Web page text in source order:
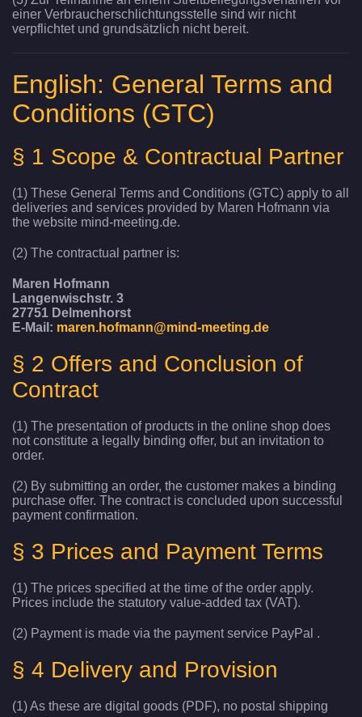
einer Verbraucherschlichtungsstelle sind wir nicht
verpflichtet und grundsätzlich nicht bereit.
English: General Terms and
Conditions (GTC)
§ 1 Scope & Contractual Partner
(1) These General Terms and Conditions (GTC) apply to all
deliveries and services provided by Maren Hofmann via
the website mind-meeting.de.
(2) The contractual partner is:
Maren Hofmann
Langenwischstr. 3
27751 Delmenhorst
E-Mail: maren.hofmann@mind-meeting.de
§ 2 Offers and Conclusion of
Contract
(1) The presentation of products in the online shop does
not constitute a legally binding offer, but an invitation to
order.
(2) By submitting an order, the customer makes a binding
purchase offer. The contract is concluded upon successful
payment confirmation.
§ 3 Prices and Payment Terms
(1) The prices specified at the time of the order apply.
Prices include the statutory value-added tax (VAT).
(2) Payment is made via the payment service PayPal .
§ 4 Delivery and Provision
(1) As these are digital goods (PDF), no postal shipping